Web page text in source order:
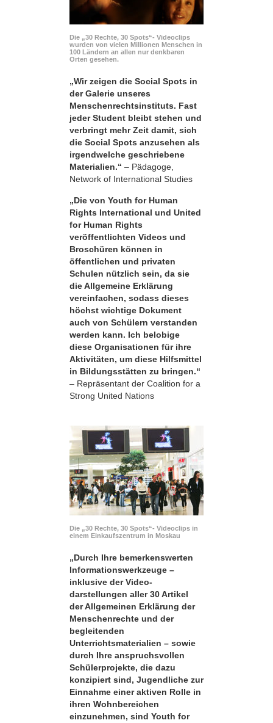
Die „30 Rechte, 30 Spots“- Videoclips
wurden von vielen Millionen Menschen in
100 Ländern an allen nur denkbaren
Orten gesehen.
„Wir zeigen die Social Spots in
der Galerie unseres
Menschenrechtsinstituts. Fast
jeder Student bleibt stehen und
verbringt mehr Zeit damit, sich
die Social Spots anzusehen als
irgendwelche geschriebene
Materialien.“ – Pädagoge,
Network of International Studies
„Die von Youth for Human
Rights International und United
for Human Rights
veröffentlichten Videos und
Broschüren können in
öffentlichen und privaten
Schulen nützlich sein, da sie
die Allgemeine Erklärung
vereinfachen, sodass dieses
höchst wichtige Dokument
auch von Schülern verstanden
werden kann. Ich belobige
diese Organisationen für ihre
Aktivitäten, um diese Hilfsmittel
in Bildungsstätten zu bringen.“
– Repräsentant der Coalition for a
Strong United Nations
Die „30 Rechte, 30 Spots“- Videoclips in
einem Einkaufszentrum in Moskau
„Durch Ihre bemerkens­werten
Informationswerkzeuge –
inklusive der Video­
darstellungen aller 30 Artikel
der Allgemeinen Erklärung der
Menschenrechte und der
begleitenden
Unterrichtsmaterialien – sowie
durch Ihre anspruchsvollen
Schülerprojekte, die dazu
konzipiert sind, Jugendliche zur
Einnahme einer aktiven Rolle in
ihren Wohnbereichen
einzunehmen, sind Youth for